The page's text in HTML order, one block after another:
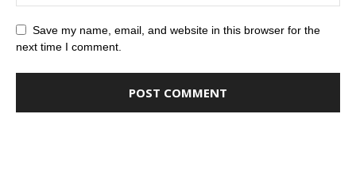
Save my name, email, and website in this browser for the
next time I comment.